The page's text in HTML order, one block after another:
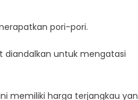
pori-pori.
diandalkan untuk mengatasi
memiliki harga terjangkau